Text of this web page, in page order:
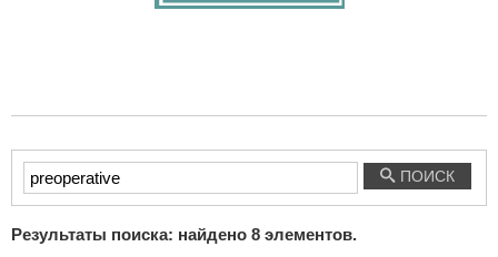
Введите
текст
поиска...
ПОИСК
Результаты поиска: найдено 8 элементов.